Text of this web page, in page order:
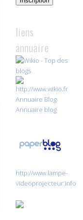
liens
annuaire
Annuaire Blog
Annuaire blog
http://www.lampe-
videoprojecteur.info